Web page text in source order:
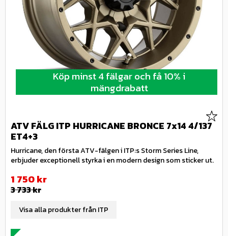
Köp minst 4 fälgar och få 10% i
mängdrabatt
ATV FÄLG ITP HURRICANE BRONCE 7x14 4/137
ET4+3
Hurricane, den första ATV-fälgen i ITP:s Storm Series Line,
erbjuder exceptionell styrka i en modern design som sticker ut.
Nedsatt pris:
1 750kr
Ordinarie pris:
3 733kr
Visa alla produkter från ITP